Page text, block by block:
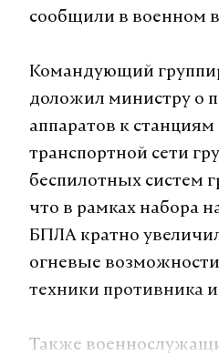
сообщили в военном
Командующий
доложил министру о
аппаратов к
транспортной сети
беспилотных систем
что в рамках набора
БПЛА кратно
огневые
техники противника
Также